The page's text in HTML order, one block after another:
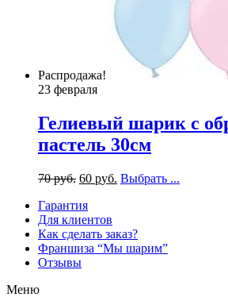
Распродажа!
23 февраля
Гелиевый шарик с
пастель 30см
70руб. 60 руб. Выбрать ...
Гарантия
Для клиентов
Как сделать заказ?
Франшиза “Мы шарим”
Отзывы
Меню